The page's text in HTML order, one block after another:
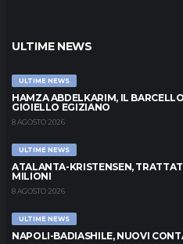
ULTIME NEWS
ULTIME NEWS
HAMZA ABDELKARIM, IL
GIOIELLO EGIZIANO
8 AGOSTO 2026
ULTIME NEWS
ATALANTA-KRISTENSEN,
MILIONI
8 AGOSTO 2026
ULTIME NEWS
NAPOLI-BADIASHILE, NUOVI